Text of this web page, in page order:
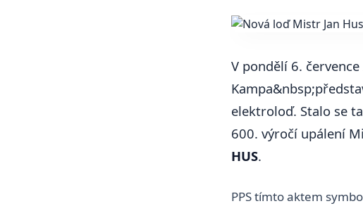
V pondělí 6.
elektroloď. Stalo se
600. výročí upálení
HUS.
PPS tímto aktem